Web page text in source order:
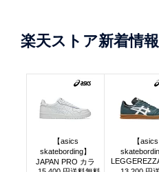
楽天ストア新着情報